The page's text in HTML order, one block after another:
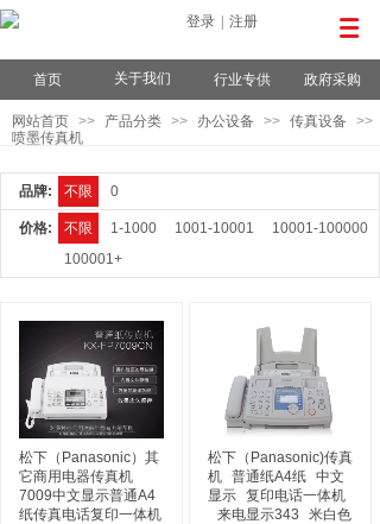
登录 注册
首页 关于我们 行业专供 政府采购
网站首页 >> 产品分类 >> 办公设备 >> 传真设备
>>
喷墨传真机
品牌: 不限 0
价格: 不限 1-1000 1001-10001
10001-100000
100001+
松下（Panasonic）其
它商用电器传真机
7009中文显示普通A4
纸传真电话复印一体机
松下（Panasonic)传真
机 普通纸A4纸 中文
显示 复印电话一体机
来电显示343
米白色